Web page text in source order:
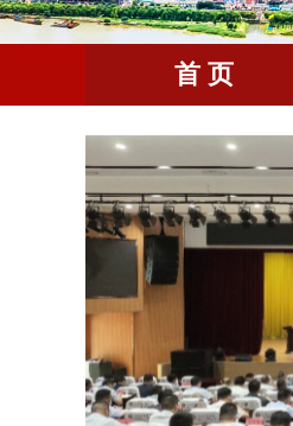
首 页